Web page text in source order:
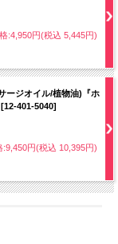
:4,950円(税込 5,445円)
ージオイル/植物油)『ホ
401-5040]
:9,450円(税込 10,395円)